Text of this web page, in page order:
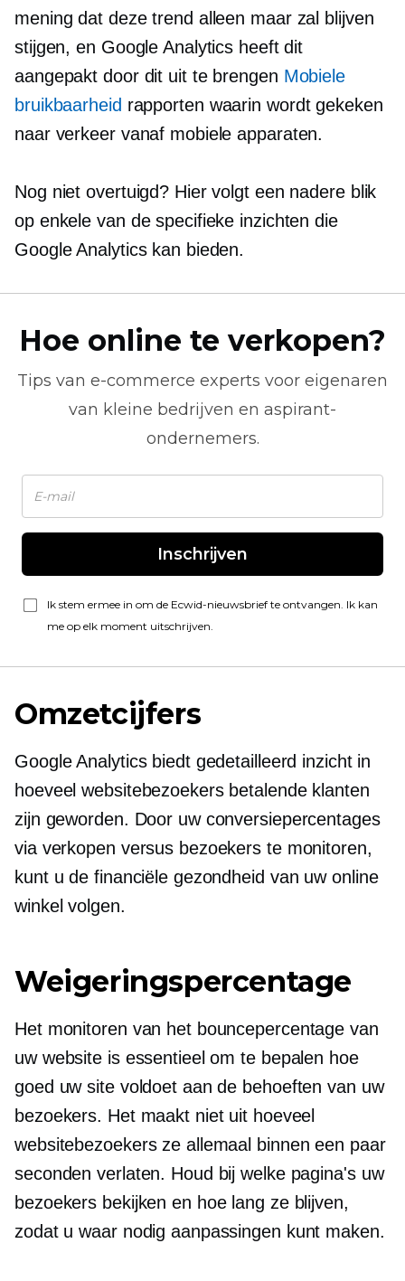
mening dat deze trend alleen maar zal blijven
stijgen, en Google Analytics heeft dit
aangepakt door dit uit te brengen Mobiele
bruikbaarheid rapporten waarin wordt gekeken
naar verkeer vanaf mobiele apparaten.
Nog niet overtuigd? Hier volgt een nadere blik
op enkele van de specifieke inzichten die
Google Analytics kan bieden.
Hoe online te verkopen?
Tips van e-commerce experts voor eigenaren
van kleine bedrijven en aspirant-
ondernemers.
Inschrijven
Ik stem ermee in om de Ecwid-nieuwsbrief te ontvangen. Ik kan
me op elk moment uitschrijven.
Omzetcijfers
Google Analytics biedt gedetailleerd inzicht in
hoeveel websitebezoekers betalende klanten
zijn geworden. Door uw conversiepercentages
via verkopen versus bezoekers te monitoren,
kunt u de financiële gezondheid van uw online
winkel volgen.
Weigeringspercentage
Het monitoren van het bouncepercentage van
uw website is essentieel om te bepalen hoe
goed uw site voldoet aan de behoeften van uw
bezoekers. Het maakt niet uit hoeveel
websitebezoekers ze allemaal binnen een paar
seconden verlaten. Houd bij welke pagina's uw
bezoekers bekijken en hoe lang ze blijven,
zodat u waar nodig aanpassingen kunt maken.